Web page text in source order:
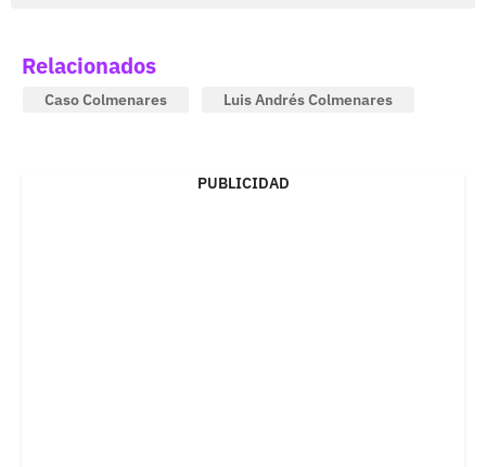
Relacionados
Caso Colmenares Luis Andrés Colmenares
PUBLICIDAD